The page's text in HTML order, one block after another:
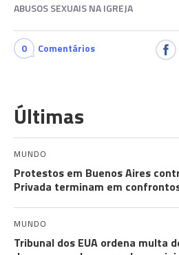
ABUSOS SEXUAIS NA IGREJA
0 Comentários
Últimas
MUNDO
Protestos em Buenos Aires
Privada terminam em
MUNDO
Tribunal dos EUA ordena multa